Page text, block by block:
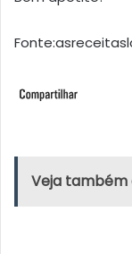
Veja